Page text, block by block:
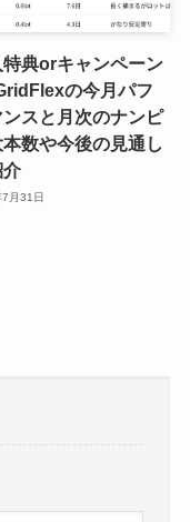
特典orキャンペーン
の今月パフ
ンスと月次のナンピ
本数や今後の見通し
介
月31日